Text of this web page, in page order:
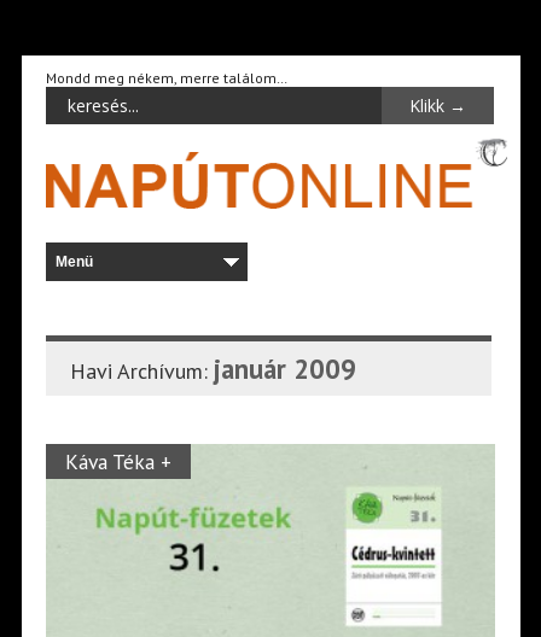
Mondd meg nékem, merre találom…
Havi Archívum: január 2009
Káva Téka +